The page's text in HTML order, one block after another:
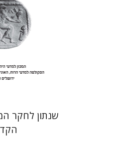
$46
שנתון לחקר